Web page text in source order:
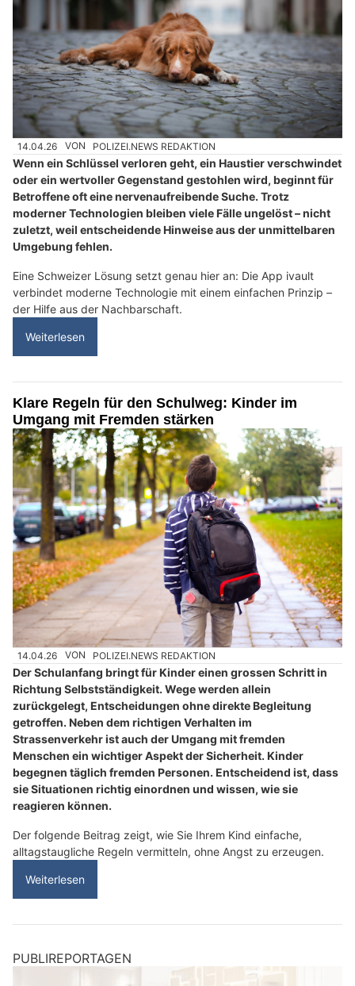
14.04.26 VON POLIZEI.NEWS REDAKTION
Wenn ein Schlüssel verloren geht, ein Haustier verschwindet
oder ein wertvoller Gegenstand gestohlen wird, beginnt für
Betroffene oft eine nervenaufreibende Suche. Trotz
moderner Technologien bleiben viele Fälle ungelöst – nicht
zuletzt, weil entscheidende Hinweise aus der unmittelbaren
Umgebung fehlen.
Eine Schweizer Lösung setzt genau hier an: Die App ivault
verbindet moderne Technologie mit einem einfachen Prinzip –
der Hilfe aus der Nachbarschaft.
Weiterlesen
Klare Regeln für den Schulweg: Kinder im
Umgang mit Fremden stärken
14.04.26 VON POLIZEI.NEWS REDAKTION
Der Schulanfang bringt für Kinder einen grossen Schritt in
Richtung Selbstständigkeit. Wege werden allein
zurückgelegt, Entscheidungen ohne direkte Begleitung
getroffen. Neben dem richtigen Verhalten im
Strassenverkehr ist auch der Umgang mit fremden
Menschen ein wichtiger Aspekt der Sicherheit. Kinder
begegnen täglich fremden Personen. Entscheidend ist, dass
sie Situationen richtig einordnen und wissen, wie sie
reagieren können.
Der folgende Beitrag zeigt, wie Sie Ihrem Kind einfache,
alltagstaugliche Regeln vermitteln, ohne Angst zu erzeugen.
Weiterlesen
PUBLIREPORTAGEN